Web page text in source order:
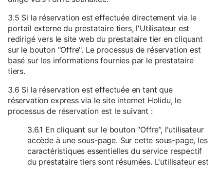
3.5 Si la réservation est effectuée directement via le
portail externe du prestataire tiers, l'Utilisateur est
redirigé vers le site web du prestataire tier en cliquant
sur le bouton "Offre". Le processus de réservation est
basé sur les informations fournies par le prestataire
tiers.
3.6 Si la réservation est effectuée en tant que
réservation express via le site internet Holidu, le
processus de réservation est le suivant :
3.6.1 En cliquant sur le bouton “Offre”, l'utilisateur
accède à une sous-page. Sur cette sous-page, les
caractéristiques essentielles du service respectif
du prestataire tiers sont résumées. L'utilisateur est